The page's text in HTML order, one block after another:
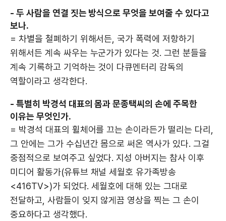
- 두 사람을 연결 짓는 방식으로 무엇을 보여줄 수 있다고
보나.
= 차별을 철폐하기 위해서든, 국가 폭력에 저항하기
위해서든 계속 싸우는 누군가가 있다는 것. 그런 분들을
계속 기록하고 기억하는 것이 다큐멘터리 감독의
역할이라고 생각한다.
- 특별히 박경석 대표의 몸과 문종택씨의 손에 주목한
이유는 무엇인가.
= 박경석 대표의 휠체어를 끄는 손이라든가 떨리는 다리,
그 안에는 그가 수십년간 몸으로 써온 역사가 있다. 그걸
중점적으로 보여주고 싶었다. 지성 아버지는 참사 이후
미디어 활동가(유튜브 채널 세월호 유가족방송
<416TV>)가 되었다. 세월호에 대해 있는 그대로
전달하고, 사람들이 잊지 않게끔 영상을 찍는 그 손이
중요하다고 생각했다.